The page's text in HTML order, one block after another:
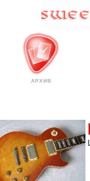
АРХИВ